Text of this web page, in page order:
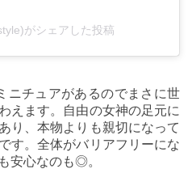
がシェアした投稿
ニチュアがあるのでまさに世
えます。自由の女神の足元に
り、本物よりも親切になって
す。全体がバリアフリーにな
安心なのも◎。